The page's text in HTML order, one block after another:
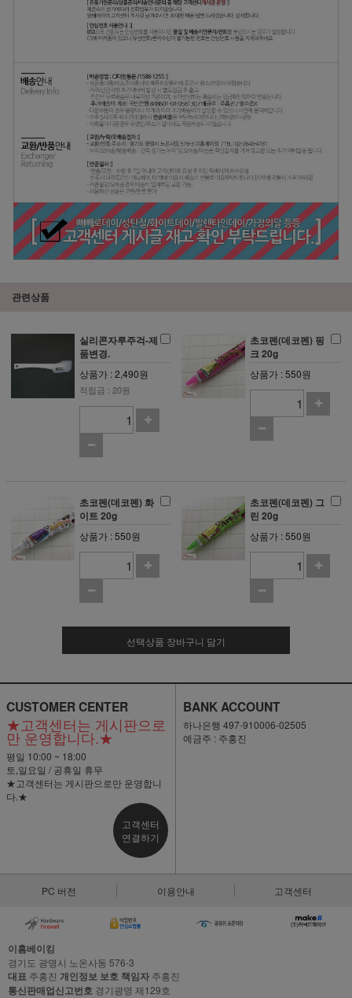
관련상품
실리콘자루주걱-제
품변경.
상품가 : 2,490원
적립금 : 20원
초코펜(데코펜) 핑
크 20g
상품가 : 550원
초코펜(데코펜) 화
이트 20g
상품가 : 550원
초코펜(데코펜) 그
린 20g
상품가 : 550원
선택상품 장바구니 담기
CUSTOMER CENTER
★고객센터는 게시판으로
만 운영합니다.★
평일 10:00 ~ 18:00
토,일요일 / 공휴일 휴무
★고객센터는 게시판으로만 운영합니
다.★
고객센터
연결하기
BANK ACCOUNT
하나은행 497-910006-02505
예금주 : 주홍진
PC 버전 이용안내 고객센터
이홈베이킹
경기도 광명시 노온사동 576-3
대표 주홍진 개인정보 보호 책임자 주홍진
통신판매업신고번호 경기광명 제129호